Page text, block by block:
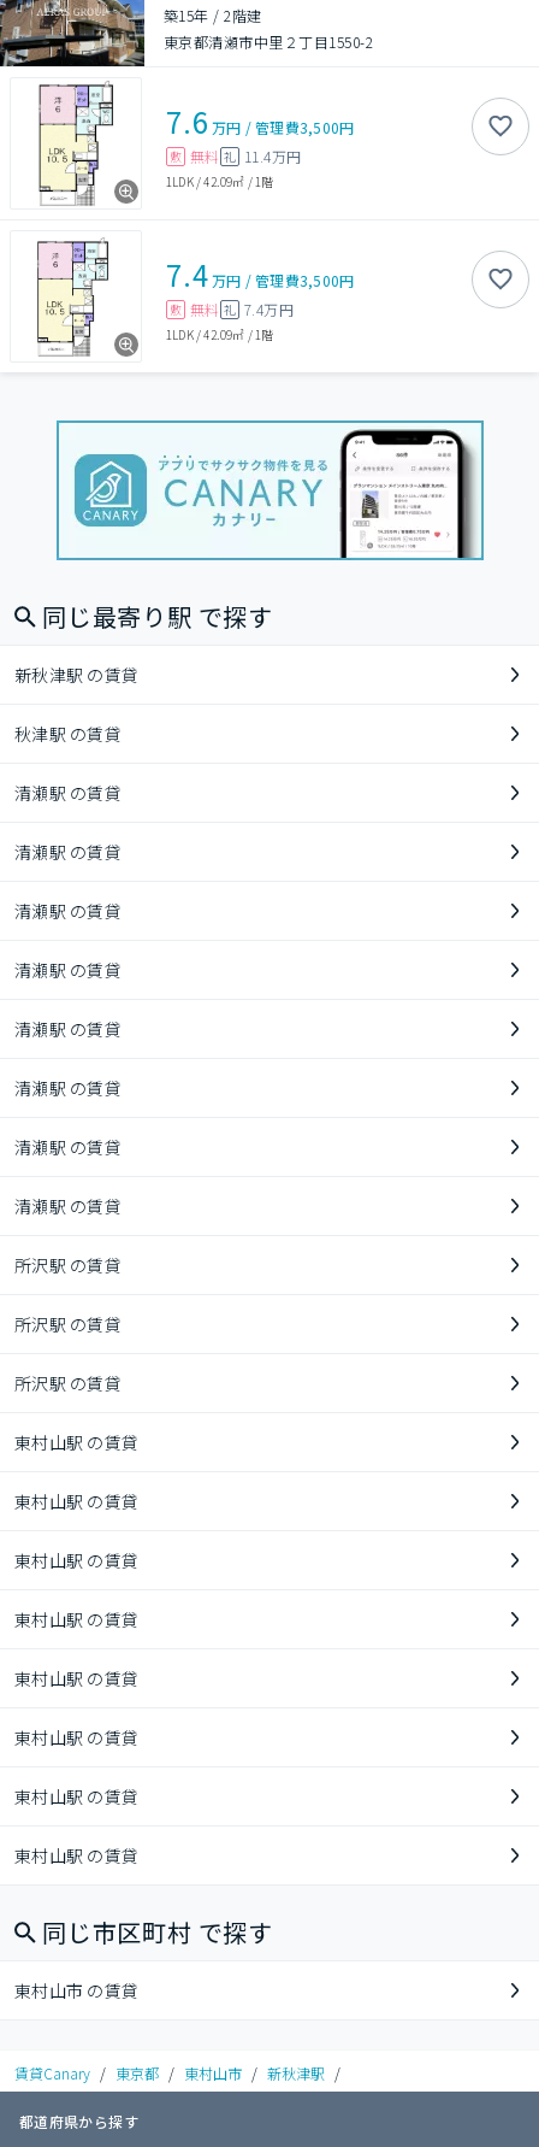
築15年 /2階建
東京都清瀬市中里２丁目1550-2
7.6 万円 /管理費3,500円
敷 無料 礼 11.4万円
1LDK/42.09㎡ / 1階
7.4万円 /管理費3,500円
敷 無料 礼 7.4万円
1LDK/42.09㎡ / 1階
同じ最寄り駅 で探す
新秋津駅 の賃貸
秋津駅 の賃貸
清瀬駅 の賃貸
清瀬駅 の賃貸
清瀬駅 の賃貸
清瀬駅 の賃貸
清瀬駅 の賃貸
清瀬駅 の賃貸
清瀬駅 の賃貸
清瀬駅 の賃貸
所沢駅 の賃貸
所沢駅 の賃貸
所沢駅 の賃貸
東村山駅 の賃貸
東村山駅 の賃貸
東村山駅 の賃貸
東村山駅 の賃貸
東村山駅 の賃貸
東村山駅 の賃貸
東村山駅 の賃貸
東村山駅 の賃貸
同じ市区町村 で探す
東村山市 の賃貸
賃貸Canary / 東京都 / 東村山市 / 新秋津駅 /
都道府県から探す